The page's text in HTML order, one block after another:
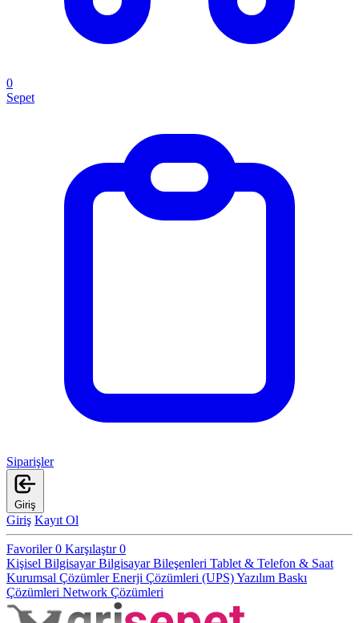
0
Sepet
Siparişler
Giriş
Giriş Kayıt Ol
Favoriler0 Karşılaştır0
Kişisel BilgisayarBilgisayar Bileşenleri Tablet & Telefon & Saat
Kurumsal ÇözümlerEnerji Çözümleri (UPS)Yazılım Baskı
Çözümleri Network Çözümleri